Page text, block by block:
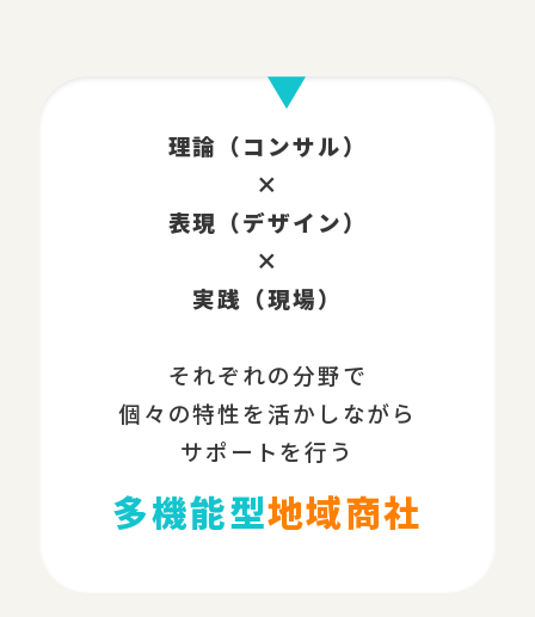
理論（コンサル）
×
表現（デザイン）
×
実践（現場）
それぞれの分野で
個々の特性を活かしながら
サポートを行う
多機能型地域商社